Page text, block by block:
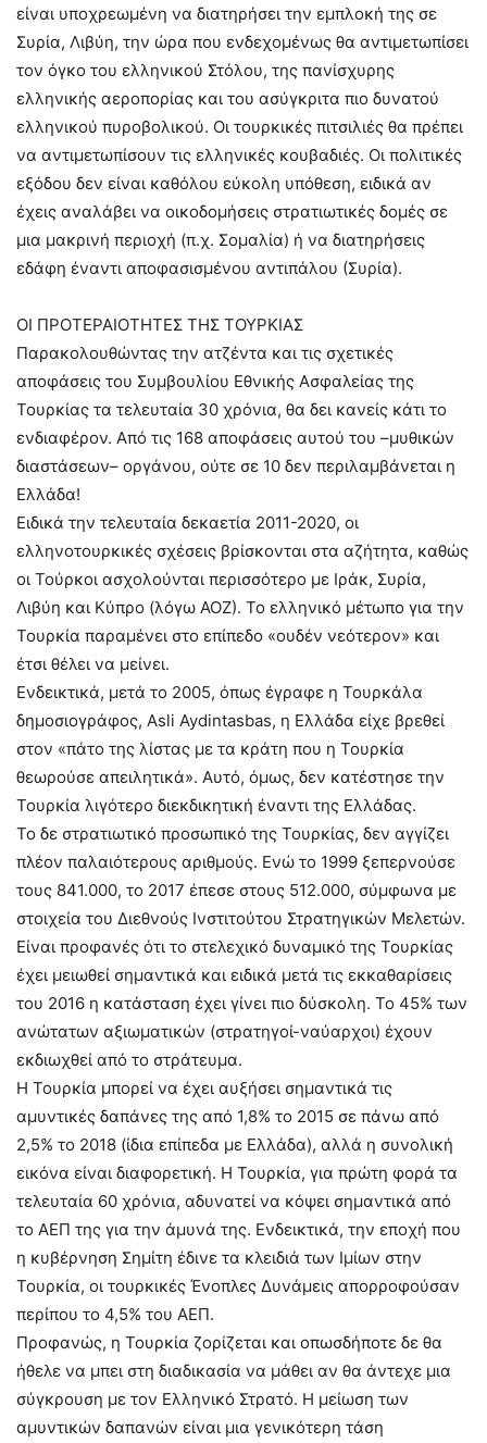
είναι υποχρεωμένη να διατηρήσει την εμπλοκή της σε
Συρία, Λιβύη, την ώρα που ενδεχομένως θα αντιμετωπίσει
τον όγκο του ελληνικού Στόλου, της πανίσχυρης
ελληνικής αεροπορίας και του ασύγκριτα πιο δυνατού
ελληνικού πυροβολικού. Οι τουρκικές πιτσιλιές θα πρέπει
να αντιμετωπίσουν τις ελληνικές κουβαδιές. Οι πολιτικές
εξόδου δεν είναι καθόλου εύκολη υπόθεση, ειδικά αν
έχεις αναλάβει να οικοδομήσεις στρατιωτικές δομές σε
μια μακρινή περιοχή (π.χ. Σομαλία) ή να διατηρήσεις
εδάφη έναντι αποφασισμένου αντιπάλου (Συρία).
ΟΙ ΠΡΟΤΕΡΑΙΟΤΗΤΕΣ ΤΗΣ ΤΟΥΡΚΙΑΣ
Παρακολουθώντας την ατζέντα και τις σχετικές
αποφάσεις του Συμβουλίου Εθνικής Ασφαλείας της
Τουρκίας τα τελευταία 30 χρόνια, θα δει κανείς κάτι το
ενδιαφέρον. Από τις 168 αποφάσεις αυτού του –μυθικών
διαστάσεων– οργάνου, ούτε σε 10 δεν περιλαμβάνεται η
Ελλάδα!
Ειδικά την τελευταία δεκαετία 2011-2020, οι
ελληνοτουρκικές σχέσεις βρίσκονται στα αζήτητα, καθώς
οι Τούρκοι ασχολούνται περισσότερο με Ιράκ, Συρία,
Λιβύη και Κύπρο (λόγω ΑΟΖ). Το ελληνικό μέτωπο για την
Τουρκία παραμένει στο επίπεδο «ουδέν νεότερον» και
έτσι θέλει να μείνει.
Ενδεικτικά, μετά το 2005, όπως έγραφε η Τουρκάλα
δημοσιογράφος, Asli Aydintasbas, η Ελλάδα είχε βρεθεί
στον «πάτο της λίστας με τα κράτη που η Τουρκία
θεωρούσε απειλητικά». Αυτό, όμως, δεν κατέστησε την
Τουρκία λιγότερο διεκδικητική έναντι της Ελλάδας.
Το δε στρατιωτικό προσωπικό της Τουρκίας, δεν αγγίζει
πλέον παλαιότερους αριθμούς. Ενώ το 1999 ξεπερνούσε
τους 841.000, το 2017 έπεσε στους 512.000, σύμφωνα με
στοιχεία του Διεθνούς Ινστιτούτου Στρατηγικών Μελετών.
Είναι προφανές ότι το στελεχικό δυναμικό της Τουρκίας
έχει μειωθεί σημαντικά και ειδικά μετά τις εκκαθαρίσεις
του 2016 η κατάσταση έχει γίνει πιο δύσκολη. Το 45% των
ανώτατων αξιωματικών (στρατηγοί-ναύαρχοι) έχουν
εκδιωχθεί από το στράτευμα.
Η Τουρκία μπορεί να έχει αυξήσει σημαντικά τις
αμυντικές δαπάνες της από 1,8% το 2015 σε πάνω από
2,5% το 2018 (ίδια επίπεδα με Ελλάδα), αλλά η συνολική
εικόνα είναι διαφορετική. Η Τουρκία, για πρώτη φορά τα
τελευταία 60 χρόνια, αδυνατεί να κόψει σημαντικά από
το ΑΕΠ της για την άμυνά της. Ενδεικτικά, την εποχή που
η κυβέρνηση Σημίτη έδινε τα κλειδιά των Ιμίων στην
Τουρκία, οι τουρκικές Ένοπλες Δυνάμεις απορροφούσαν
περίπου το 4,5% του ΑΕΠ.
Προφανώς, η Τουρκία ζορίζεται και οπωσδήποτε δε θα
ήθελε να μπει στη διαδικασία να μάθει αν θα άντεχε μια
σύγκρουση με τον Ελληνικό Στρατό. Η μείωση των
αμυντικών δαπανών είναι μια γενικότερη τάση